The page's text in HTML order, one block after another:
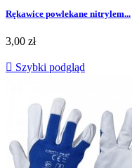
Rękawice powlekane nitrylem...
Cena
3,00 zł
 Szybki podgląd